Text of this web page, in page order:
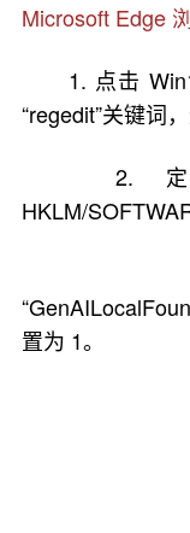
Microsoft Edge
1. 点击
“regedit”关键词
2. 定
HKLM/
3.
置为 1。